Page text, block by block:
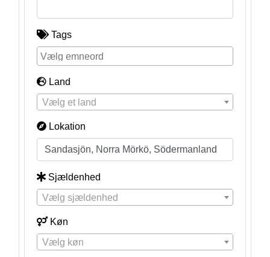
Tags
Land
Vælg et land
Lokation
Sjældenhed
Vælg sjældenhed
Køn
Vælg køn